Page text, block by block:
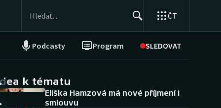
ČT
Podcasty Program SLEDOVAT
NEPŘEHLÉDNĚTE
Historické návraty
k tématu
Eliška Hamzová má nové příjmení i
smlouvu